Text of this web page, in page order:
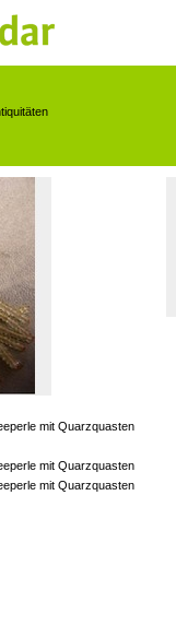
mit Quarzquasten
mit Quarzquasten
mit Quarzquasten